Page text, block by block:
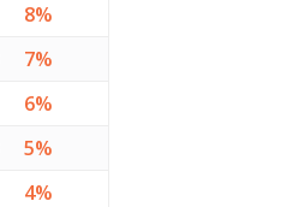
8%
7%
6%
5%
4%